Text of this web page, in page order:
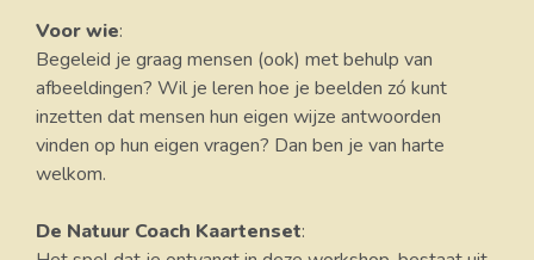
Voor wie:
Begeleid je graag mensen (ook) met behulp van
afbeeldingen? Wil je leren hoe je beelden zó kunt
inzetten dat mensen hun eigen wijze antwoorden
vinden op hun eigen vragen? Dan ben je van harte
welkom.
De Natuur Coach Kaartenset: